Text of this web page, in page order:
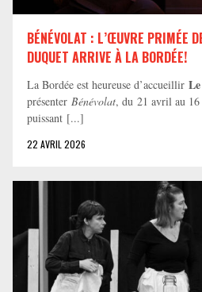
BÉNÉVOLAT : L’ŒUVRE PRIMÉE
DUQUET ARRIVE À LA BORDÉE!
La Bordée est heureuse d’accueillir
présenter Bénévolat, du 21 avril au
puissant [...]
22 AVRIL 2026